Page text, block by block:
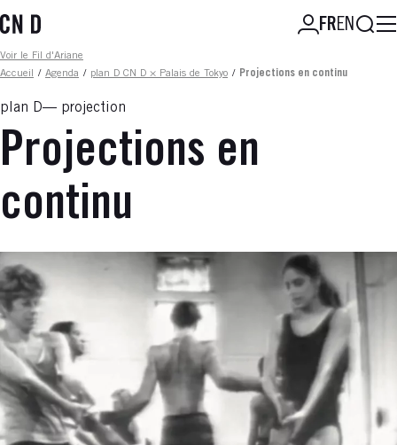
au
principal
FREN
Fil d'ariane
Voir le Fil d'Ariane
Accueil
/ Agenda / plan D CN D × Palais de Tokyo / Projections en continu
plan D projection
Projections en
continu